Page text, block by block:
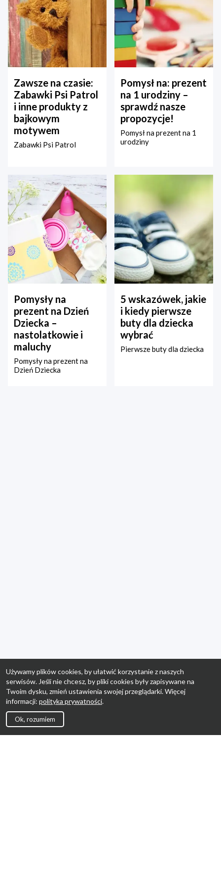
Zawsze na czasie:
Zabawki Psi Patrol
i inne produkty z
bajkowym
motywem
Zabawki Psi Patrol
Pomysł na: prezent
na 1 urodziny –
sprawdź nasze
propozycje!
Pomysł na prezent na 1
urodziny
Pomysły na
prezent na Dzień
Dziecka –
nastolatkowie i
maluchy
Pomysły na prezent na
Dzień Dziecka
5 wskazówek, jakie
i kiedy pierwsze
buty dla dziecka
wybrać
Pierwsze buty dla dziecka
Używamy plików cookies, by ułatwić korzystanie z naszych
serwisów. Jeśli nie chcesz, by pliki cookies były zapisywane na
Twoim dysku, zmień ustawienia swojej przeglądarki. Więcej
informacji: polityka prywatności.
Ok, rozumiem